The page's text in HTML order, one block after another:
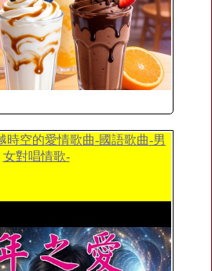
時空的愛情歌曲-國語歌曲-男
女對唱情歌-